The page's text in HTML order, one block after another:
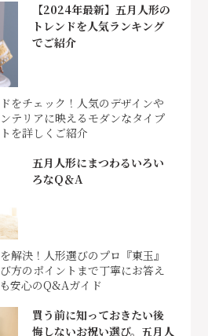
【2024年最新】五月人形の
トレンドを人気ランキング
でご紹介
をチェック！人気のデザインや
テリアに映えるモダンなタイプ
を詳しくご紹介
五月人形にまつわるいろい
ろなQ＆A
解決！人形選びのプロ『東玉』
方のポイントまで丁寧にお答え
安心のQ&Aガイド
買う前に知っておきたい後
悔しないお祝い選び。五月人